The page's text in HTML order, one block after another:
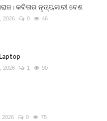
: କବିତାର ନୃତ୍ୟକାରୀ ବେଶ
2026 0 46
2026 1 90
2026 0 75